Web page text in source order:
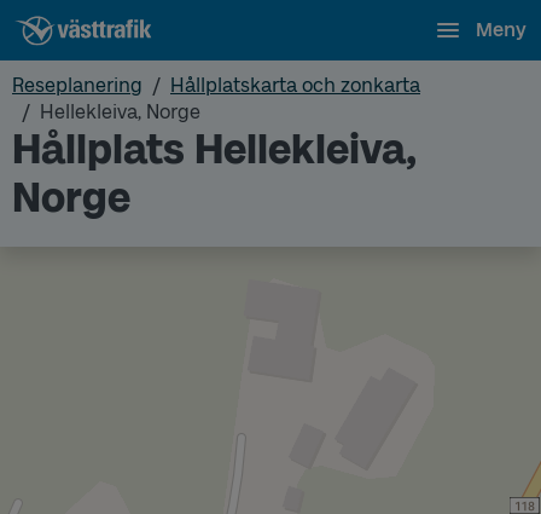
Meny
Reseplanering
Hållplatskarta och zonkarta
Hellekleiva, Norge
Hållplats Hellekleiva,
Norge